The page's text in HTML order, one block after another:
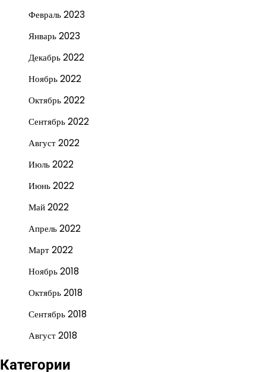
Февраль 2023
Январь 2023
Декабрь 2022
Ноябрь 2022
Октябрь 2022
Сентябрь 2022
Август 2022
Июль 2022
Июнь 2022
Май 2022
Апрель 2022
Март 2022
Ноябрь 2018
Октябрь 2018
Сентябрь 2018
Август 2018
Категории